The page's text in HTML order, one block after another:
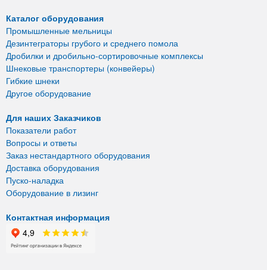
Каталог оборудования
Промышленные мельницы
Дезинтеграторы грубого и среднего помола
Дробилки и дробильно-сортировочные комплексы
Шнековые транспортеры (конвейеры)
Гибкие шнеки
Другое оборудование
Для наших Заказчиков
Показатели работ
Вопросы и ответы
Заказ нестандартного оборудования
Доставка оборудования
Пуско-наладка
Оборудование в лизинг
Контактная информация